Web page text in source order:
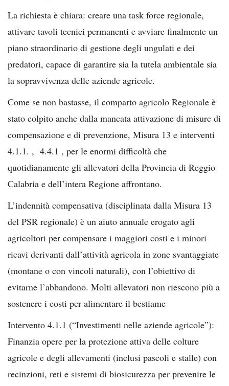
La richiesta è chiara: creare una task force regionale,
attivare tavoli tecnici permanenti e avviare finalmente un
piano straordinario di gestione degli ungulati e dei
predatori, capace di garantire sia la tutela ambientale sia
la sopravvivenza delle aziende agricole.
Come se non bastasse, il comparto agricolo Regionale è
stato colpito anche dalla mancata attivazione di misure di
compensazione e di prevenzione, Misura 13 e interventi
4.1.1. , 4.4.1 , per le enormi difficoltà che
quotidianamente gli allevatori della Provincia di Reggio
Calabria e dell’intera Regione affrontano.
L’indennità compensativa (disciplinata dalla Misura 13
del PSR regionale) è un aiuto annuale erogato agli
agricoltori per compensare i maggiori costi e i minori
ricavi derivanti dall’attività agricola in zone svantaggiate
(montane o con vincoli naturali), con l’obiettivo di
evitarne l’abbandono. Molti allevatori non riescono più a
sostenere i costi per alimentare il bestiame
Intervento 4.1.1 (“Investimenti nelle aziende agricole”):
Finanzia opere per la protezione attiva delle colture
agricole e degli allevamenti (inclusi pascoli e stalle) con
recinzioni, reti e sistemi di biosicurezza per prevenire le